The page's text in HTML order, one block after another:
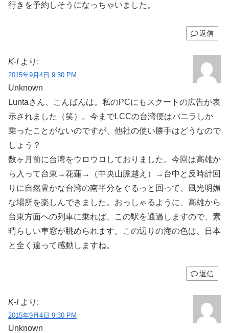
行きを予約しそうになっちゃいました。
返信
K-I より:
2015年9月4日 9:30 PM
Unknown
Luntaさん、こんばんは。私のPCにもスクートの広告が表
示されました（笑）。今までLCCの台湾便はバニラしか
乗ったことがないのですが、他社の使い勝手はどうなので
しょう？
数ヶ月前に台湾をウロウロしておりました。今回は高雄か
ら入って台東→花蓮→（中央山脈越え）→台中と反時計回
りに自然豊かな台湾の南半分をぐるっと回って、風光明媚
な場所を楽しんできました。おっしゃるように、高雄から
台東方面への列車に乗れば、この駅を通過しますので、素
晴らしい車窓が眺められます。この辺りの海の色は、日本
と全く違って感動しますね。
返信
K-I より:
2015年9月4日 9:30 PM
Unknown